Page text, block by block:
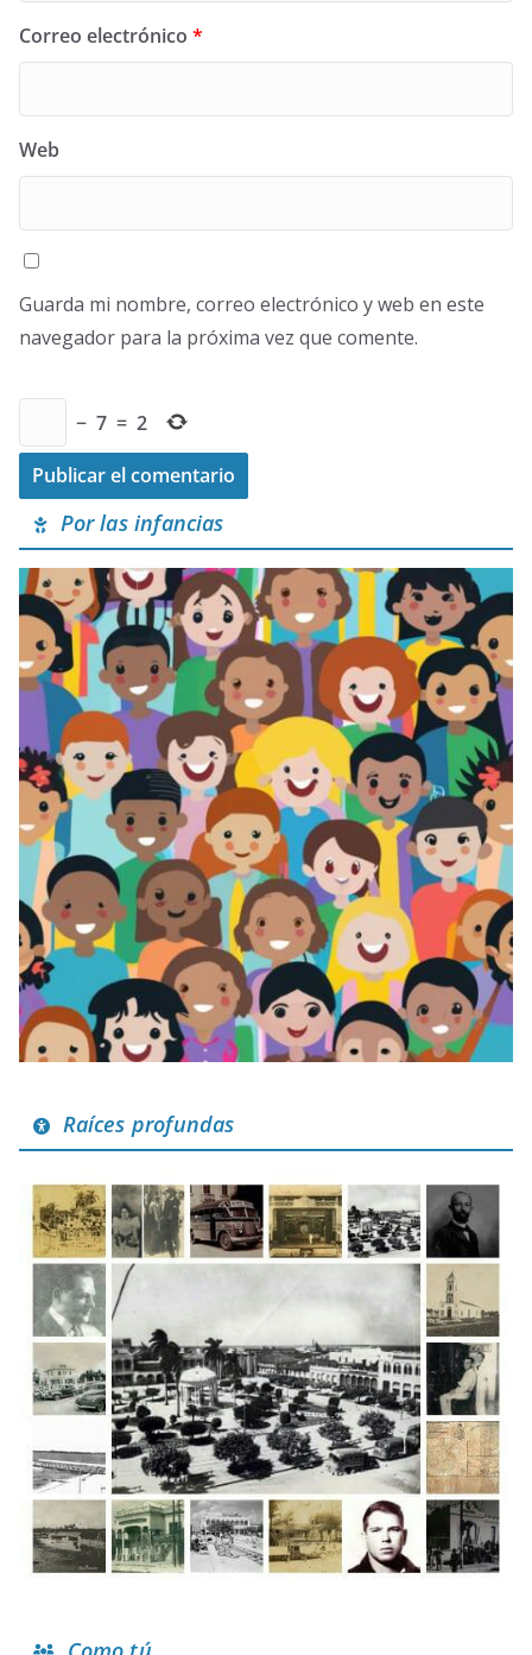
Correo electrónico *
Web
Guarda mi nombre, correo electrónico y web en este
navegador para la próxima vez que comente.
− 7 = 2
Por las infancias
Raíces profundas